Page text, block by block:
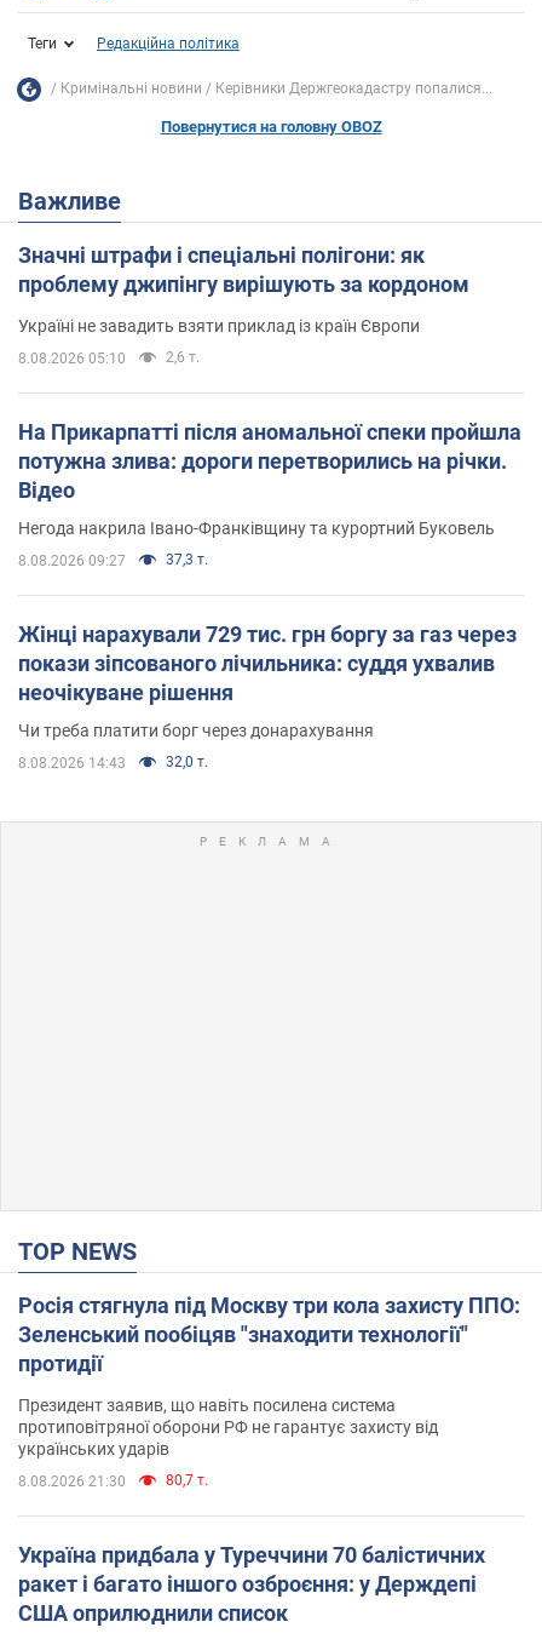
Теги Редакційна політика
Кримінальні новини Керівники Держгеокадастру попалися...
Повернутися на головну OBOZ
Важливе
Значні штрафи і спеціальні полігони: як
проблему джипінгу вирішують за кордоном
Україні не завадить взяти приклад із країн Європи
8.08.2026 05:10 2,6 т.
На Прикарпатті після аномальної спеки пройшла
потужна злива: дороги перетворились на річки.
Відео
Негода накрила Івано-Франківщину та курортний Буковель
8.08.2026 09:27 37,3 т.
Жінці нарахували 729 тис. грн боргу за газ через
покази зіпсованого лічильника: суддя ухвалив
неочікуване рішення
Чи треба платити борг через донарахування
8.08.2026 14:43 32,0 т.
TOP NEWS
Росія стягнула під Москву три кола захисту ППО:
Зеленський пообіцяв "знаходити технології"
протидії
Президент заявив, що навіть посилена система
протиповітряної оборони РФ не гарантує захисту від
українських ударів
8.08.2026 21:30 80,7 т.
Україна придбала у Туреччини 70 балістичних
ракет і багато іншого озброєння: у Держдепі
США оприлюднили список